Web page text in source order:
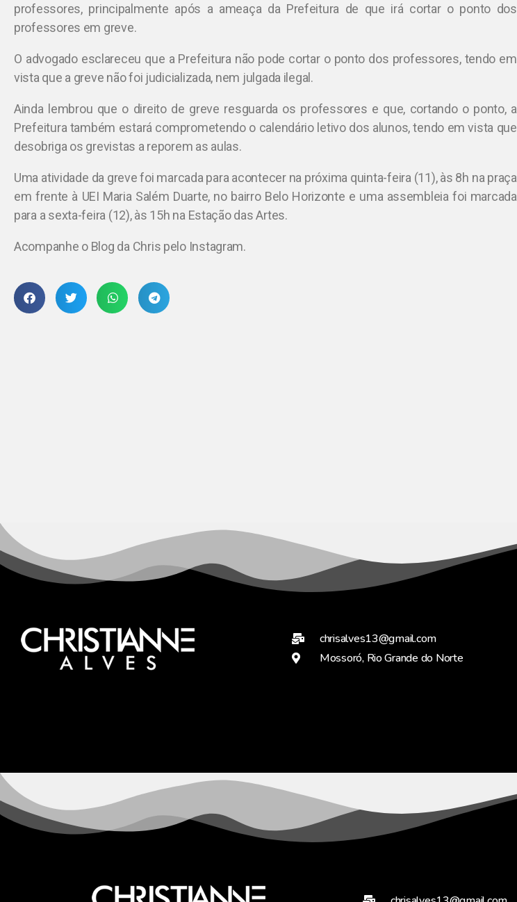
professores, principalmente após a ameaça da Prefeitura de que irá cortar o ponto dos
professores em greve.
O advogado esclareceu que a Prefeitura não pode cortar o ponto dos professores, tendo em
vista que a greve não foi judicializada, nem julgada ilegal.
Ainda lembrou que o direito de greve resguarda os professores e que, cortando o ponto, a
Prefeitura também estará comprometendo o calendário letivo dos alunos, tendo em vista que
desobriga os grevistas a reporem as aulas.
Uma atividade da greve foi marcada para acontecer na próxima quinta-feira (11), às 8h na praça
em frente à UEI Maria Salém Duarte, no bairro Belo Horizonte e uma assembleia foi marcada
para a sexta-feira (12), às 15h na Estação das Artes.
Acompanhe o Blog da Chris pelo Instagram.
chrisalves13@gmail.com
Mossoró, Rio Grande do Norte